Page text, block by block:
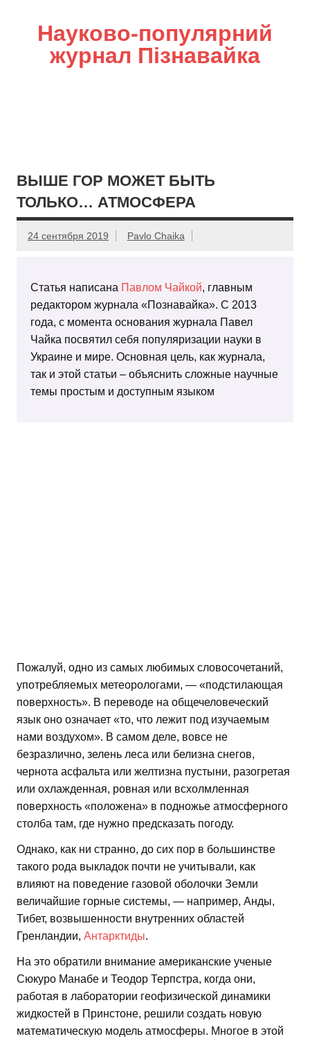
Науково-популярний
журнал Пізнавайка
ВЫШЕ ГОР МОЖЕТ БЫТЬ
ТОЛЬКО… АТМОСФЕРА
24 сентября 2019 Pavlo Chaika
Статья написана Павлом Чайкой, главным
редактором журнала «Познавайка». С 2013
года, с момента основания журнала Павел
Чайка посвятил себя популяризации науки в
Украине и мире. Основная цель, как журнала,
так и этой статьи – объяснить сложные научные
темы простым и доступным языком
Пожалуй, одно из самых любимых словосочетаний,
употребляемых метеорологами, — «подстилающая
поверхность». В переводе на общечеловеческий
язык оно означает «то, что лежит под изучаемым
нами воздухом». В самом деле, вовсе не
безразлично, зелень леса или белизна снегов,
чернота асфальта или желтизна пустыни, разогретая
или охлажденная, ровная или всхолмленная
поверхность «положена» в подножье атмосферного
столба там, где нужно предсказать погоду.
Однако, как ни странно, до сих пор в большинстве
такого рода выкладок почти не учитывали, как
влияют на поведение газовой оболочки Земли
величайшие горные системы, — например, Анды,
Тибет, возвышенности внутренних областей
Гренландии, Антарктиды.
На это обратили внимание американские ученые
Сюкуро Манабе и Теодор Терпстра, когда они,
работая в лаборатории геофизической динамики
жидкостей в Принстоне, решили создать новую
математическую модель атмосферы. Многое в этой